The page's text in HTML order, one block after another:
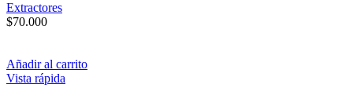
Extractores
$70.000
Añadir al carrito
Vista rápida